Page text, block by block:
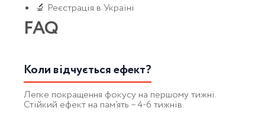
🔬 Реєстрація в Україні
FAQ
Коли відчується ефект?
Легке покращення фокусу на першому тижні.
Стійкий ефект на пам’ять – 4-6 тижнів.